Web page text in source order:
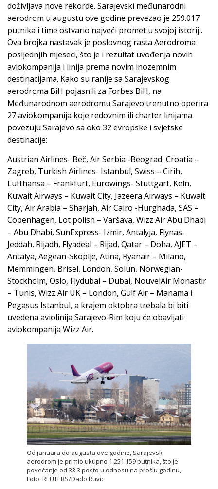
doživljava nove rekorde. Sarajevski međunarodni
aerodrom u augustu ove godine prevezao je 259.017
putnika i time ostvario najveći promet u svojoj istoriji.
Ova brojka nastavak je poslovnog rasta Aerodroma
posljednjih mjeseci, što je i rezultat uvođenja novih
aviokompanija i linija prema novim inozemnim
destinacijama. Kako su ranije sa Sarajevskog
aerodroma BiH pojasnili za Forbes BiH, na
Međunarodnom aerodromu Sarajevo trenutno operira
27 aviokompanija koje redovnim ili charter linijama
povezuju Sarajevo sa oko 32 evropske i svjetske
destinacije:
Austrian Airlines- Beč, Air Serbia -Beograd, Croatia –
Zagreb, Turkish Airlines- Istanbul, Swiss – Cirih,
Lufthansa – Frankfurt, Eurowings- Stuttgart, Keln,
Kuwait Airways – Kuwait City, Jazeera Airways – Kuwait
City, Air Arabia – Sharjah, Air Cairo -Hurghada, SAS –
Copenhagen, Lot polish – Varšava, Wizz Air Abu Dhabi
– Abu Dhabi, SunExpress- Izmir, Antalyja, Flynas-
Jeddah, Rijadh, Flyadeal – Rijad, Qatar – Doha, AJET –
Antalya, Aegean-Skoplje, Atina, Ryanair – Milano,
Memmingen, Brisel, London, Solun, Norwegian-
Stockholm, Oslo, Flydubai – Dubai, NouvelAir Monastir
– Tunis, Wizz Air UK – London, Gulf Air – Manama i
Pegasus Istanbul, a krajem oktobra trebala bi biti
uvedena aviolinija Sarajevo-Rim koju će obavljati
aviokompanija Wizz Air.
Od januara do augusta ove godine, Sarajevski
aerodrom je primio ukupno 1.251.159 putnika, što je
povećanje od 33,3 posto u odnosu na prošlu godinu,
Foto: REUTERS/Dado Ruvic